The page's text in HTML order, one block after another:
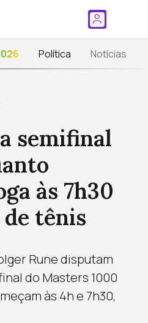
Política Notícias
semifinal
às 7h30
tênis
Rune disputam
do Masters 1000
às 4h e 7h30,